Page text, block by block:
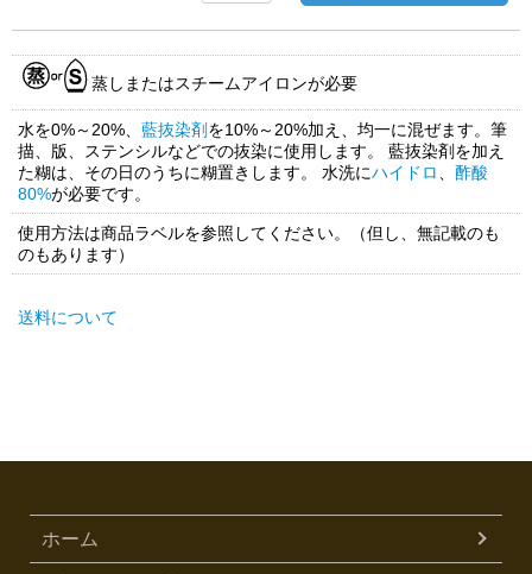
蒸しまたはスチームアイロンが必要
水を0%～20%、 藍抜染剤 を10%～20%加え、均一に混ぜます。筆
描、版、ステンシルなどでの抜染に使用します。 藍抜染剤を加え
た糊は、その日のうちに糊置きします。 水洗にハイドロ
酢酸
80%が必要です。
使用方法は商品ラベルを参照してください。（但し、無記載のも
のもあります）
送料について
ホーム